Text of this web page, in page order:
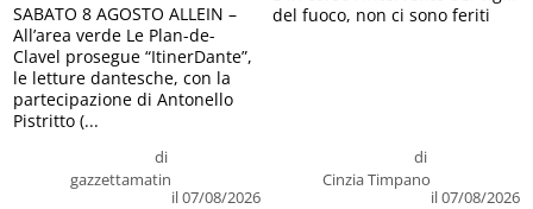
di
gazzettamatin
il 07/08/2026
SABATO 8 AGOSTO ALLEIN –
All’area verde Le Plan-de-
Clavel prosegue “ItinerDante”,
le letture dantesche, con la
partecipazione di Antonello
Pistritto (...
di
Cinzia Timpano
il 07/08/2026
del fuoco, non ci sono feriti